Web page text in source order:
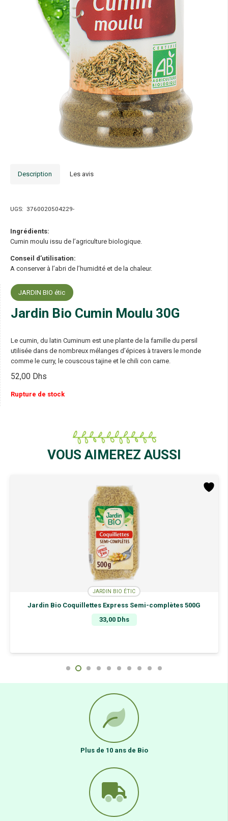
Description Les avis
UGS: 3760020504229-
Ingrédients:
Cumin moulu issu de l’agriculture biologique.
Conseil d’utilisation:
A conserver à l’abri de l’humidité et de la chaleur.
JARDIN BIO étic
Jardin Bio Cumin Moulu 30G
Le cumin, du latin Cuminum est une plante de la famille du persil
utilisée dans de nombreux mélanges d’épices à travers le monde
comme le curry, le couscous tajine et le chili con carne.
52,00 Dhs
Rupture de stock
VOUS AIMEREZ AUSSI
JARDIN BIO ÉTIC
Jardin Bio Coquillettes Express Semi-complètes 500G
33,00 Dhs
Plus de 10 ans de Bio